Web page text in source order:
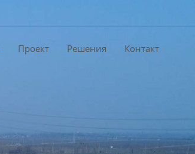
Проект Решения Контакт